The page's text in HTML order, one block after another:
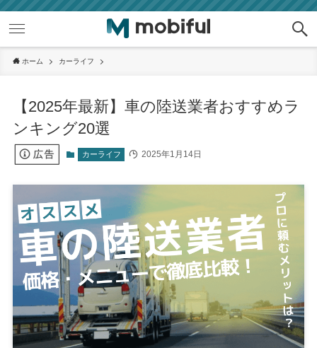
ホーム カーライフ
【2025年最新】車の陸送業者おすすめラ
ンキング20選
カーライフ 2025年1月14日